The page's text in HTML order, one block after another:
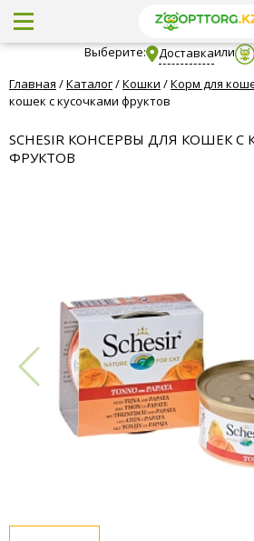
Выберите: Доставкаили
Главная /Каталог/Кошки /Корм для
кошек с кусочками фруктов
SCHESIR КОНСЕРВЫ ДЛЯ КОШЕК С
ФРУКТОВ